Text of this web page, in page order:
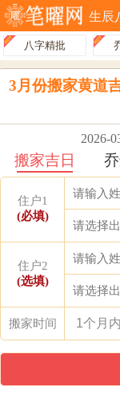
生辰
八字精批
3月份搬家黄道
2026-
搬家吉日
住户1
(必填)
住户2
(选填)
搬家时间